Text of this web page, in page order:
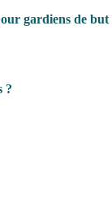
gardiens de but
?